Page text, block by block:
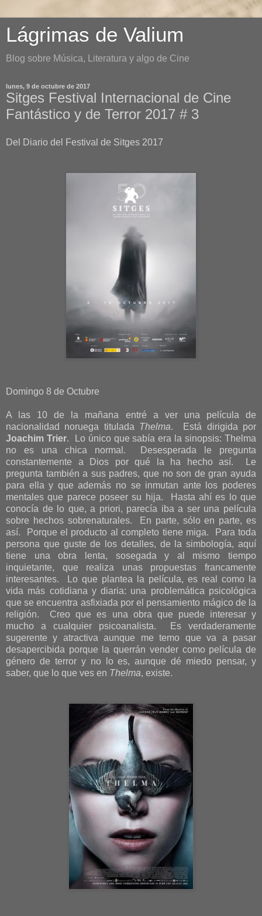
Lágrimas de Valium
Blog sobre Música, Literatura y algo de Cine
lunes, 9 de octubre de 2017
Sitges Festival Internacional de Cine
Fantástico y de Terror 2017 # 3
Del Diario del Festival de Sitges 2017
Domingo 8 de Octubre
A las 10 de la mañana entré a ver una película de
nacionalidad noruega titulada Thelma. Está dirigida por
Joachim Trier. Lo único que sabía era la sinopsis: Thelma
no es una chica normal. Desesperada le pregunta
constantemente a Dios por qué la ha hecho así. Le
pregunta también a sus padres, que no son de gran ayuda
para ella y que además no se inmutan ante los poderes
mentales que parece poseer su hija. Hasta ahí es lo que
conocía de lo que, a priori, parecía iba a ser una película
sobre hechos sobrenaturales. En parte, sólo en parte, es
así. Porque el producto al completo tiene miga. Para toda
persona que guste de los detalles, de la simbología, aquí
tiene una obra lenta, sosegada y al mismo tiempo
inquietante, que realiza unas propuestas francamente
interesantes. Lo que plantea la película, es real como la
vida más cotidiana y diaria: una problemática psicológica
que se encuentra asfixiada por el pensamiento mágico de la
religión. Creo que es una obra que puede interesar y
mucho a cualquier psicoanalista. Es verdaderamente
sugerente y atractiva aunque me temo que va a pasar
desapercibida porque la querrán vender como película de
género de terror y no lo es, aunque dé miedo pensar, y
saber, que lo que ves en Thelma, existe.